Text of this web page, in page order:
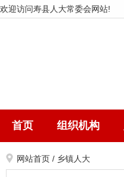
欢迎访问寿县人大常委会网站!
首页 组织机构
网站首页 / 乡镇人大